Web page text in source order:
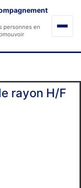
personnes en
rayon H/F